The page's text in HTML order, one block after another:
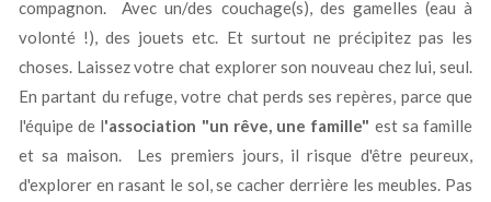
compagnon. Avec un/des couchage(s), des gamelles (eau à
volonté !), des jouets etc. Et surtout ne précipitez pas les
choses. Laissez votre chat explorer son nouveau chez lui, seul.
En partant du refuge, votre chat perds ses repères, parce que
l'équipe de l'association "un rêve, une famille" est sa famille
et sa maison. Les premiers jours, il risque d'être peureux,
d'explorer en rasant le sol, se cacher derrière les meubles. Pas